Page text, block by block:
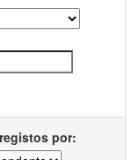
por: